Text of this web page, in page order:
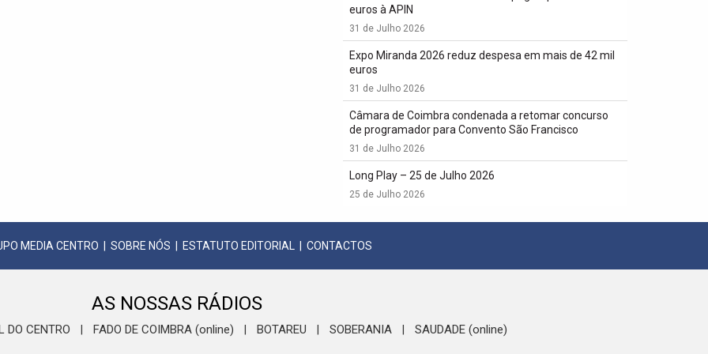
euros à APIN
31 de Julho 2026
Expo Miranda 2026 reduz despesa em mais de 42 mil
euros
31 de Julho 2026
Câmara de Coimbra condenada a retomar concurso
de programador para Convento São Francisco
31 de Julho 2026
Long Play – 25 de Julho 2026
25 de Julho 2026
MEDIA CENTRO SOBRE NÓS ESTATUTO EDITORIAL CONTACTOS
AS NOSSAS RÁDIOS
DO CENTRO FADO DE COIMBRA (online) BOTAREU SOBERANIA SAUDADE (online)